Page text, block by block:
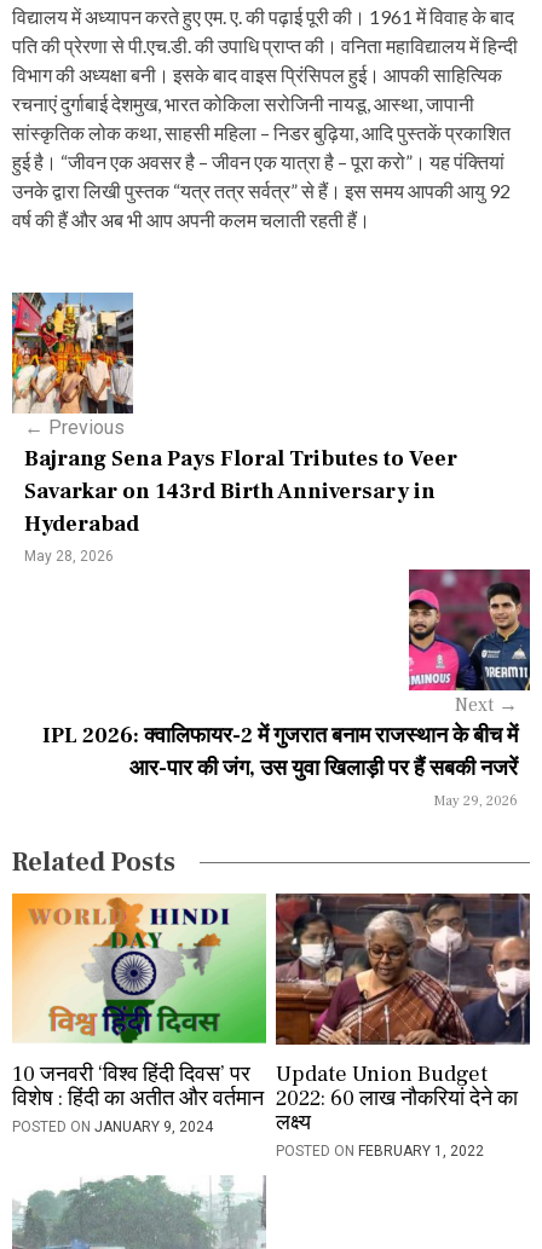
विद्यालय में अध्यापन करते हुए एम. ए. की पढ़ाई पूरी की। 1961 में विवाह के बाद
पति की प्रेरणा से पी.एच.डी. की उपाधि प्राप्त की। वनिता महाविद्यालय में हिन्दी
विभाग की अध्यक्षा बनी। इसके बाद वाइस प्रिंसिपल हुई। आपकी साहित्यिक
रचनाएं दुर्गाबाई देशमुख, भारत कोकिला सरोजिनी नायडू, आस्था, जापानी
सांस्कृतिक लोक कथा, साहसी महिला – निडर बुढ़िया, आदि पुस्तकें प्रकाशित
हुई है। “जीवन एक अवसर है – जीवन एक यात्रा है – पूरा करो”। यह पंक्तियां
उनके द्वारा लिखी पुस्तक “यत्र तत्र सर्वत्र” से हैं। इस समय आपकी आयु 92
वर्ष की हैं और अब भी आप अपनी कलम चलाती रहती हैं।
P
o
s
n
a
v
n
← Previous
Bajrang Sena Pays Floral Tributes to Veer
Savarkar on 143rd Birth Anniversary in
Hyderabad
May 28, 2026
Next →
IPL 2026: क्वालिफायर-2 में गुजरात बनाम राजस्थान के बीच में
आर-पार की जंग, उस युवा खिलाड़ी पर हैं सबकी नजरें
May 29, 2026
Related Posts
10 जनवरी ‘विश्व हिंदी दिवस’ पर
विशेष : हिंदी का अतीत और वर्तमान
POSTED ON JANUARY 9, 2024
Update Union Budget
2022: 60 लाख नौकरियां देने का
लक्ष्य
POSTED ON FEBRUARY 1, 2022